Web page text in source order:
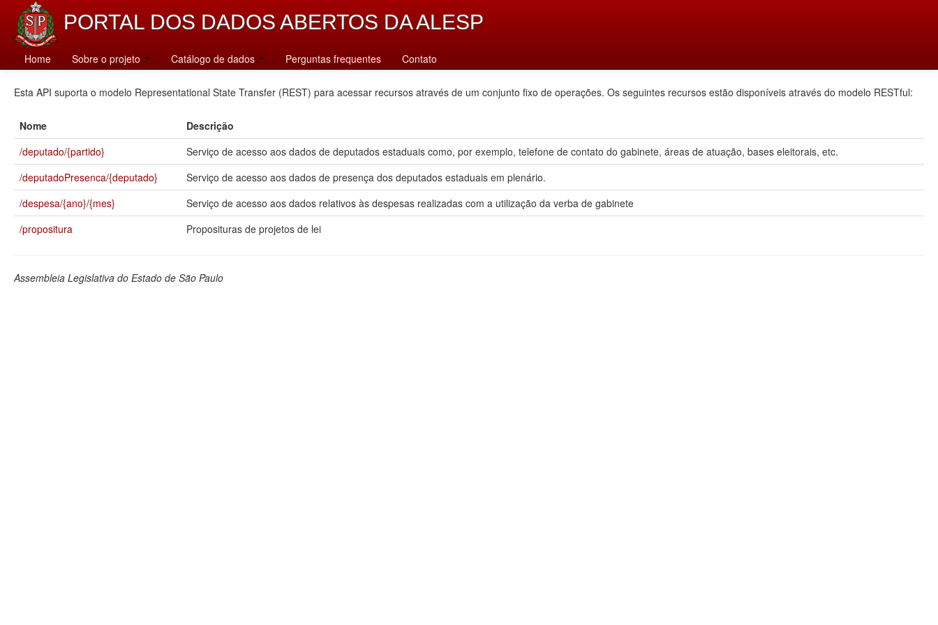
PORTAL DOS DADOS ABERTOS DA ALESP
Home Sobre o projeto Catálogo de dados Perguntas frequentes Contato
Catálogo
Esta API suporta o modelo Representational State Transfer (REST) para acessar recursos através de um conjunto fixo de operações. Os seguintes recursos estão disponíveis através do modelo RESTful:
Nome
Descrição
/deputado/{partido}
Serviço de acesso aos dados de deputados estaduais como, por exemplo, telefone de contato do gabinete, áreas de atuação, bases eleitorais, etc.
/deputadoPresenca/{deputado}
Serviço de acesso aos dados de presença dos deputados estaduais em plenário.
/despesa/{ano}/{mes}
Serviço de acesso aos dados relativos às despesas realizadas com a utilização da verba de gabinete
/propositura
Proposituras de projetos de lei
Assembleia Legislativa do Estado de São Paulo